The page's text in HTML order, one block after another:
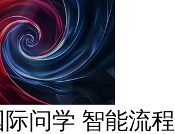
问学 智能流